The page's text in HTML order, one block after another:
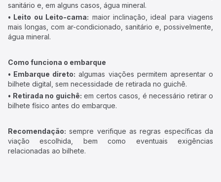
sanitário e, em alguns casos, água mineral.
• Leito ou Leito-cama: maior inclinação, ideal para viagens
mais longas, com ar-condicionado, sanitário e, possivelmente,
água mineral.
Como funciona o embarque
• Embarque direto: algumas viações permitem apresentar o
bilhete digital, sem necessidade de retirada no guichê.
• Retirada no guichê: em certos casos, é necessário retirar o
bilhete físico antes do embarque.
Recomendação: sempre verifique as regras específicas da
viação escolhida, bem como eventuais exigências
relacionadas ao bilhete.